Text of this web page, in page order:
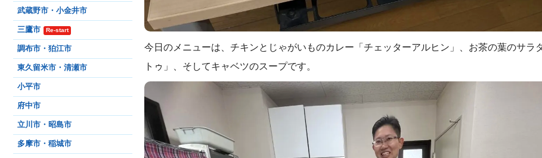
今日のメニューは、チキンとじゃがいものカレー「チェッターアルヒン」、お茶の葉のサラ
トゥ」、そしてキャベツのスープです。
武蔵野市・小金井市
三鷹市 Re-start
調布市・狛江市
東久留米市・清瀬市
小平市
府中市
立川市・昭島市
多摩市・稲城市